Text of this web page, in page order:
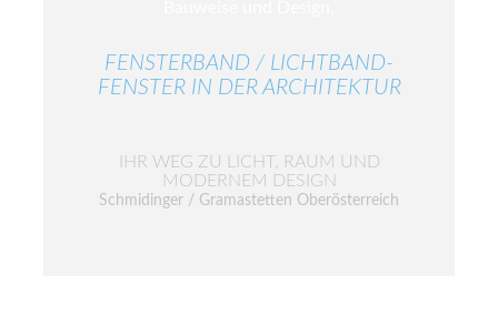
FENSTERBAND / LICHTBAND-
FENSTER IN DER ARCHITEKTUR
IHR WEG ZU LICHT, RAUM UND
MODERNEM DESIGN
Schmidinger / Gramastetten Oberösterreich